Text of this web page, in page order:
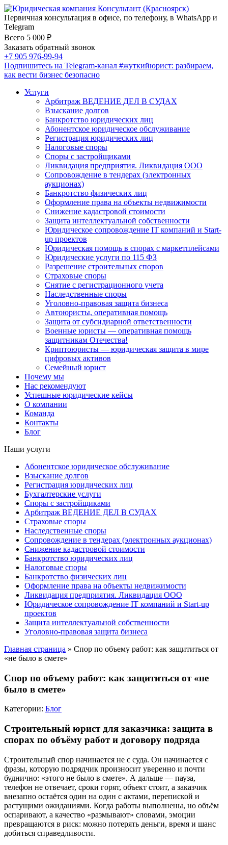
Первичная консультация в офисе, по телефону, в WhatsApp и
Telegram
Всего 5 000 ₽
Заказать обратный звонок
+7 905 976-99-94
Подпишитесь на Telegram-канал #жуткийюрист: разбираем,
как вести бизнес безопасно
Услуги
Арбитраж ВЕДЕНИЕ ДЕЛ В СУДАХ
Взыскание долгов
Банкротство юридических лиц
Абонентское юридическое обслуживание
Регистрация юридических лиц
Налоговые споры
Споры с застройщиками
Ликвидация предприятия. Ликвидация ООО
Сопровождение в тендерах (электронных
аукционах)
Банкротство физических лиц
Оформление права на объекты недвижимости
Снижение кадастровой стоимости
Защита интеллектуальной собственности
Юридическое сопровождение IT компаний и Start-
up проектов
Юридическая помощь в спорах с маркетплейсами
Юридические услуги по 115 ФЗ
Разрешение строительных споров
Страховые споры
Снятие с регистрационного учета
Наследственные споры
Уголовно-правовая защита бизнеса
Автоюристы, оперативная помощь
Защита от субсидиарной ответственности
Военные юристы — оперативная помощь
защитникам Отечества!
Криптоюристы — юридическая защита в мире
цифровых активов
Семейный юрист
Почему мы
Нас рекомендуют
Успешные юридические кейсы
О компании
Команда
Контакты
Блог
Наши услуги
Абонентское юридическое обслуживание
Взыскание долгов
Регистрация юридических лиц
Бухгалтерские услуги
Споры с застройщиками
Арбитраж ВЕДЕНИЕ ДЕЛ В СУДАХ
Страховые споры
Наследственные споры
Сопровождение в тендерах (электронных аукционах)
Снижение кадастровой стоимости
Банкротство юридических лиц
Налоговые споры
Банкротство физических лиц
Оформление права на объекты недвижимости
Ликвидация предприятия. Ликвидация ООО
Юридическое сопровождение IT компаний и Start-up
проектов
Защита интеллектуальной собственности
Уголовно-правовая защита бизнеса
Главная страница » Спор по объему работ: как защититься от
«не было в смете»
Спор по объему работ: как защититься от «не
было в смете»
Категории: Блог
Строительный юрист для заказчика: защита в
спорах по объёму работ и договору подряда
Строительный спор начинается не с суда. Он начинается с
фразы, которую подрядчик произносит уверенно и почти
буднично: «этого не было в смете». А дальше — пауза,
телефон не отвечает, сроки горят, объект стоит, а заказчик
внезапно остаётся один на один с актами, перепиской и
растущими ожиданиями. Когда работы выполнены, но объём
оспаривают, а качество «размывают» словами, эмоции
превращаются в риск: можно потерять деньги, время и шанс
добиться справедливости.